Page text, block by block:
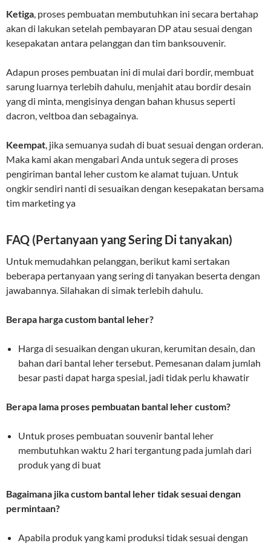
Ketiga, proses pembuatan membutuhkan ini secara bertahap
akan di lakukan setelah pembayaran DP atau sesuai dengan
kesepakatan antara pelanggan dan tim banksouvenir.
Adapun proses pembuatan ini di mulai dari bordir, membuat
sarung luarnya terlebih dahulu, menjahit atau bordir desain
yang di minta, mengisinya dengan bahan khusus seperti
dacron, veltboa dan sebagainya.
Keempat, jika semuanya sudah di buat sesuai dengan orderan.
Maka kami akan mengabari Anda untuk segera di proses
pengiriman bantal leher custom ke alamat tujuan. Untuk
ongkir sendiri nanti di sesuaikan dengan kesepakatan bersama
tim marketing ya
FAQ (Pertanyaan yang Sering Di tanyakan)
Untuk memudahkan pelanggan, berikut kami sertakan
beberapa pertanyaan yang sering di tanyakan beserta dengan
jawabannya. Silahakan di simak terlebih dahulu.
Berapa harga custom bantal leher?
Harga di sesuaikan dengan ukuran, kerumitan desain, dan
bahan dari bantal leher tersebut. Pemesanan dalam jumlah
besar pasti dapat harga spesial, jadi tidak perlu khawatir
Berapa lama proses pembuatan bantal leher custom?
Untuk proses pembuatan souvenir bantal leher
membutuhkan waktu 2 hari tergantung pada jumlah dari
produk yang di buat
Bagaimana jika custom bantal leher tidak sesuai dengan
permintaan?
Apabila produk yang kami produksi tidak sesuai dengan